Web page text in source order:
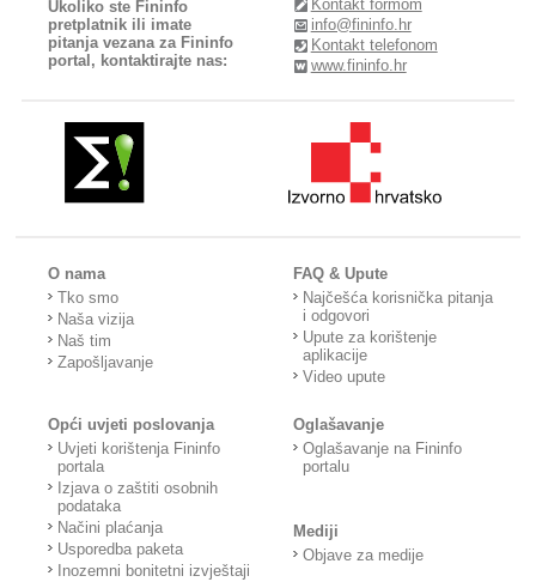
Ukoliko ste Fininfo
pretplatnik ili imate
pitanja vezana za Fininfo
portal, kontaktirajte nas:
Kontakt formom
info@fininfo.hr
Kontakt telefonom
www.fininfo.hr
O nama
Tko smo
Naša vizija
Naš tim
Zapošljavanje
FAQ & Upute
Najčešća korisnička pitanja
i odgovori
Upute za korištenje
aplikacije
Video upute
Opći uvjeti poslovanja
Uvjeti korištenja Fininfo
portala
Izjava o zaštiti osobnih
podataka
Načini plaćanja
Usporedba paketa
Inozemni bonitetni izvještaji
Oglašavanje
Oglašavanje na Fininfo
portalu
Mediji
Objave za medije